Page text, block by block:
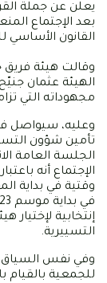
يعلن عن جملة
القانون الأساسي
وقالت هيئة فريق
الهيئة عثمان
مجهوداته التي
وعليه، سيواصل
تأمين شؤون
الجلسة العامة
الإجتماع أنه
إنتخابية لإختيار
التسييرية.
وفي نفس السياق،
للجمعية بالقيام